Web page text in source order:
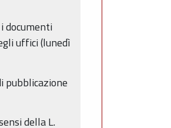
documenti
uffici (lunedì
pubblicazione
della L.